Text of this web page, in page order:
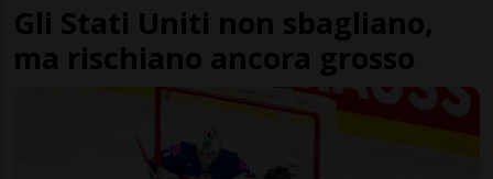
Gli Stati Uniti non sbagliano,
ma rischiano ancora grosso